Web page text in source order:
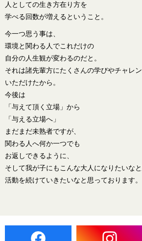
人としての生き方在り方を
学べる回数が増えるということ。
今一つ思う事は、
環境と関わる人でこれだけの
自分の人生観が変わるのだと。
それは諸先輩方にたくさんの学びやチャレ
いただけたから。
今後は
「与えて頂く立場」から
「与える立場へ」
まだまだ未熟者ですが、
関わる人へ何か一つでも
お返しできるように、
そして我が子にもこんな大人になりたいな
活動を続けていきたいなと思っております。